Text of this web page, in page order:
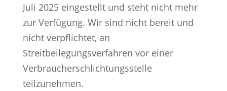
Juli 2025 eingestellt und steht nicht mehr
zur Verfügung. Wir sind nicht bereit und
nicht verpflichtet, an
Streitbeilegungsverfahren vor einer
Verbraucherschlichtungsstelle
teilzunehmen.